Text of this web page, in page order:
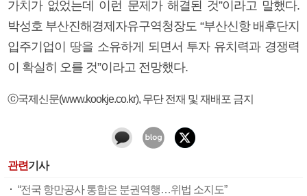
가치가 없었는데 이런 문제가 해결된 것”이라고 말했다.
박성호 부산진해경제자유구역청장도 “부산신항 배후단지
입주기업이 땅을 소유하게 되면서 투자 유치력과 경쟁력
이 확실히 오를 것”이라고 전망했다.
ⓒ국제신문(www.kookje.co.kr), 무단 전재 및 재배포 금지
관련기사
“전국 항만공사 통합은 분권역행…위법 소지도”